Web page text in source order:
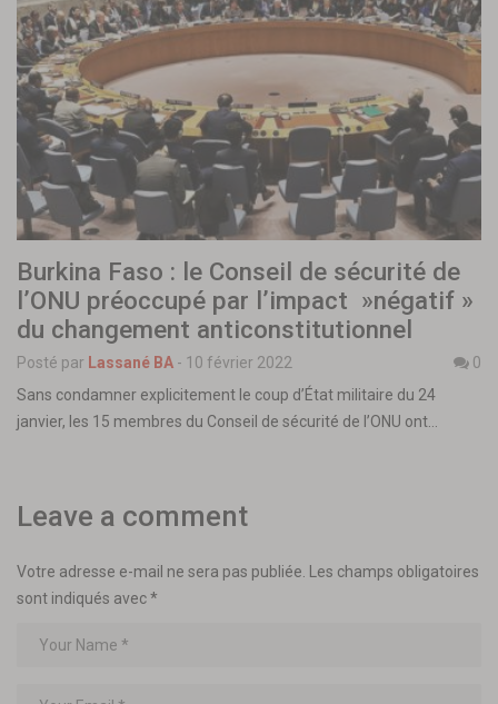
Burkina Faso : le Conseil de sécurité de
l’ONU préoccupé par l’impact »négatif »
du changement anticonstitutionnel
Posté par Lassané BA - 10 février 2022
0
Sans condamner explicitement le coup d’État militaire du 24
janvier, les 15 membres du Conseil de sécurité de l’ONU ont…
Leave a comment
Votre adresse e-mail ne sera pas publiée.
Les champs obligatoires
sont indiqués avec*